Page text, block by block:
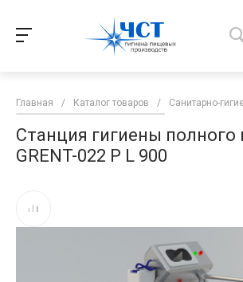
Главная / Каталог товаров / Санитарно-
Станция гигиены полного
GRENT-022 P L 900